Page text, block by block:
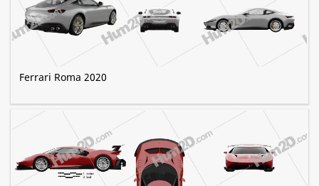
Ferrari Roma 2020